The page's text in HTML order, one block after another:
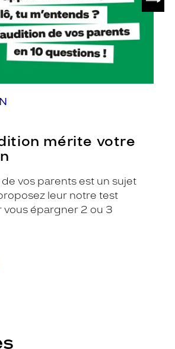
mérite votre
vos parents est un sujet
leur notre test
vous épargner 2 ou 3